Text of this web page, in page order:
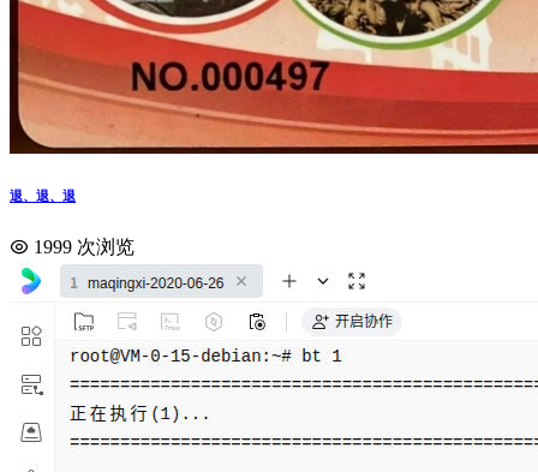
退、退、退
1999 次浏览